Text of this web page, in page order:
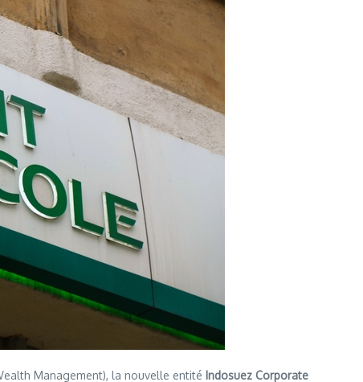
Management), la nouvelle entité Indosuez Corporate